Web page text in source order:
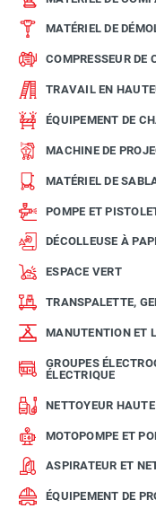
MATÉRIEL DE
COMPRESSEUR DE
TRAVAIL EN
ÉQUIPEMENT DE
MACHINE DE
MATÉRIEL DE
POMPE ET
DÉCOLLEUSE À
ESPACE VERT
TRANSPALETTE,
MANUTENTION ET
GROUPES
ÉLECTRIQUE
NETTOYEUR
MOTOPOMPE ET
ASPIRATEUR ET
ÉQUIPEMENT DE